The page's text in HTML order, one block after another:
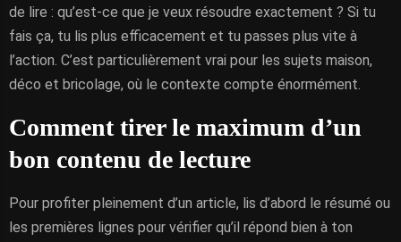
de lire : qu’est-ce que je veux résoudre exactement ? Si tu
fais ça, tu lis plus efficacement et tu passes plus vite à
l’action. C’est particulièrement vrai pour les sujets maison,
déco et bricolage, où le contexte compte énormément.
Comment tirer le maximum d’un
bon contenu de lecture
Pour profiter pleinement d’un article, lis d’abord le résumé ou
les premières lignes pour vérifier qu’il répond bien à ton